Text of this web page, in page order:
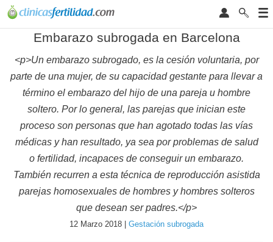
Embarazo subrogada en Barcelona
<p>Un embarazo subrogado, es la cesión voluntaria, por
parte de una mujer, de su capacidad gestante para llevar a
término el embarazo del hijo de una pareja u hombre
soltero. Por lo general, las parejas que inician este
proceso son personas que han agotado todas las vías
médicas y han resultado, ya sea por problemas de salud
o fertilidad, incapaces de conseguir un embarazo.
También recurren a esta técnica de reproducción asistida
parejas homosexuales de hombres y hombres solteros
que desean ser padres.</p>
12 Marzo 2018 | Gestación subrogada